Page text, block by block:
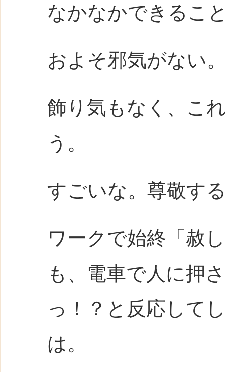
なかなかできるこ
およそ邪気がない
飾り気もなく、こ
う。
すごいな。尊敬す
ワークで始終「赦
も、電車で人に押
っ！？と反応して
は。